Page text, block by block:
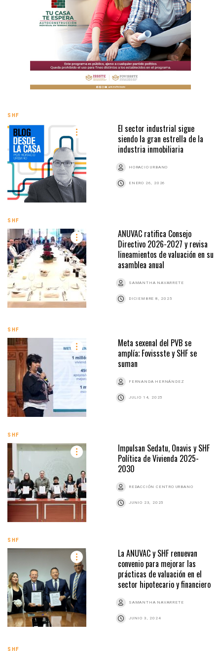
SHF
El sector industrial sigue
siendo la gran estrella de la
industria inmobiliaria
HORACIO URBANO
ENERO 26, 2026
SHF
ANUVAC ratifica Consejo
Directivo 2026-2027 y revisa
lineamientos de valuación en su
asamblea anual
SAMANTHA NAVARRETE
DICIEMBRE 8, 2025
SHF
Meta sexenal del PVB se
amplía; Fovissste y SHF se
suman
FERNANDA HERNÁNDEZ
JULIO 14, 2025
SHF
Impulsan Sedatu, Onavis y SHF
Política de Vivienda 2025-
2030
REDACCIÓN CENTRO URBANO
JUNIO 23, 2025
SHF
La ANUVAC y SHF renuevan
convenio para mejorar las
prácticas de valuación en el
sector hipotecario y financiero
SAMANTHA NAVARRETE
JUNIO 3, 2024
SHF